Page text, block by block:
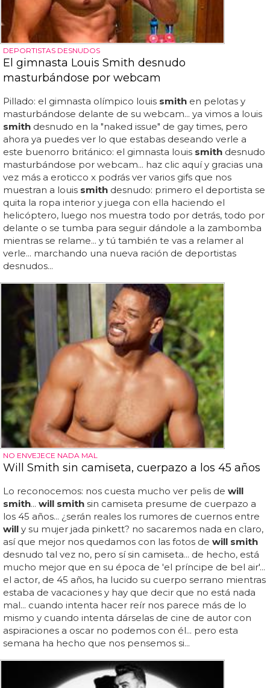
DEPORTISTAS DESNUDOS
El gimnasta Louis Smith desnudo
masturbándose por webcam
Pillado: el gimnasta olímpico louis smith en pelotas y
masturbándose delante de su webcam... ya vimos a louis
smith desnudo en la "naked issue" de gay times, pero
ahora ya puedes ver lo que estabas deseando verle a
este buenorro británico: el gimnasta louis smith desnudo
masturbándose por webcam... haz clic aquí y gracias una
vez más a eroticco x podrás ver varios gifs que nos
muestran a louis smith desnudo: primero el deportista se
quita la ropa interior y juega con ella haciendo el
helicóptero, luego nos muestra todo por detrás, todo por
delante o se tumba para seguir dándole a la zambomba
mientras se relame... y tú también te vas a relamer al
verle... marchando una nueva ración de deportistas
desnudos...
NO ENVEJECE NADA MAL
Will Smith sin camiseta, cuerpazo a los 45 años
Lo reconocemos: nos cuesta mucho ver pelis de will
smith... will smith sin camiseta presume de cuerpazo a
los 45 años... ¿serán reales los rumores de cuernos entre
will y su mujer jada pinkett? no sacaremos nada en claro,
así que mejor nos quedamos con las fotos de will smith
desnudo tal vez no, pero sí sin camiseta... de hecho, está
mucho mejor que en su época de 'el príncipe de bel air'...
el actor, de 45 años, ha lucido su cuerpo serrano mientras
estaba de vacaciones y hay que decir que no está nada
mal... cuando intenta hacer reír nos parece más de lo
mismo y cuando intenta dárselas de cine de autor con
aspiraciones a oscar no podemos con él... pero esta
semana ha hecho que nos pensemos si...